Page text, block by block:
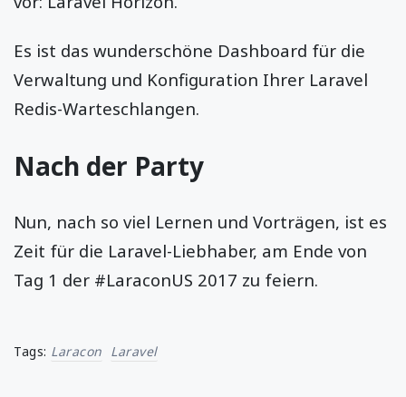
Es ist das wunderschöne Dashboard für die
Verwaltung und Konfiguration Ihrer Laravel
Redis-Warteschlangen.
Nach der Party
Nun, nach so viel Lernen und Vorträgen, ist es
Zeit für die Laravel-Liebhaber, am Ende von
Tag 1 der #LaraconUS 2017 zu feiern.
Tags: Laracon Laravel